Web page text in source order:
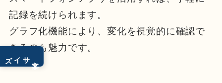
サイズ
記録を続けられます。
グラフ化機能により、変化を視覚的に確認で
きるのも魅力です。